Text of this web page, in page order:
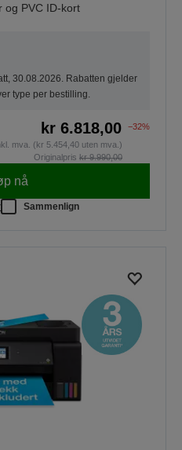
og PVC ID-kort
30.08.2026. Rabatten gjelder
type per bestilling.
kr 6.818,00
−32%
mva. (kr 5.454,40 uten mva.)
Originalpris kr 9.990,00
nå
Sammenlign